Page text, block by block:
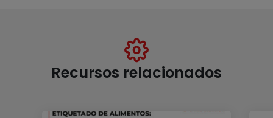
Recursos relacionados